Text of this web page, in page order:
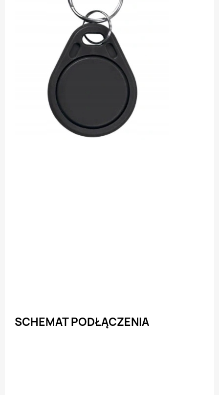
SCHEMAT PODŁĄCZENIA